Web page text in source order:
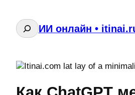
ПоискИИ онлайн •